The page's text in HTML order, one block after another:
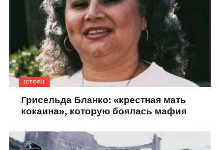
ІСТОРІЇ
Грисельда Бланко: «крестная мать
кокаина», которую боялась мафия